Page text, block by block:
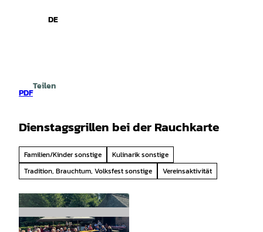
Gebärdensprache
DE
PDF
Teilen
Dienstagsgrillen bei der Rauchkarte
Familien/Kinder sonstige
Kulinarik sonstige
Tradition, Brauchtum, Volksfest sonstige
Vereinsaktivität